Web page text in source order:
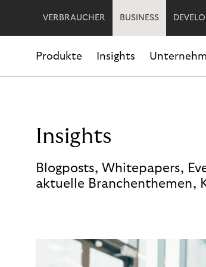
VERBRAUCHER BUSINESS
Produkte Insights
Insights
Blogposts, Whitepapers,
aktuelle Branchenthemen,